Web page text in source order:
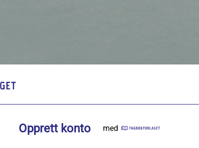
Opprett konto med